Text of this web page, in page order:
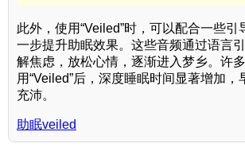
此外，使用“Veiled”时，可以配合一些引
一步提升助眠效果。这些音频通过语言
解焦虑，放松心情，逐渐进入梦乡。许
用“Veiled”后，深度睡眠时间显著增加，
充沛。
助眠veiled